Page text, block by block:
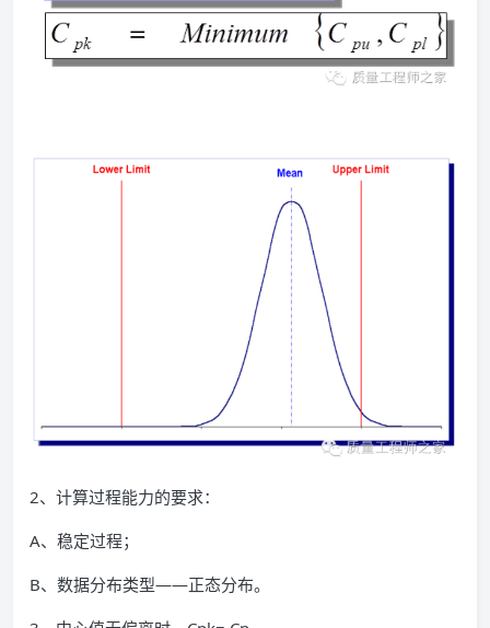
2、计算过程能力的要求：
A、稳定过程；
B、数据分布类型——正态分布。